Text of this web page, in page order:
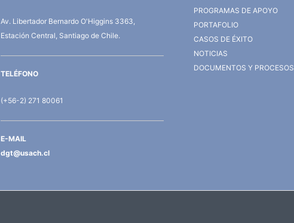
Av. Libertador Bernardo O'Higgins 3363,
Estación Central, Santiago de Chile.
TELÉFONO
(+56-2) 271 80061
E-MAIL
dgt@usach.cl
PROGRAMAS DE APOYO
PORTAFOLIO
CASOS DE ÉXITO
NOTICIAS
DOCUMENTOS Y PROCESOS